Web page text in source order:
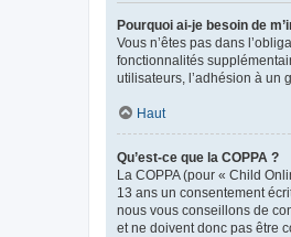
Pourquoi ai-je besoin de
Vous n’êtes pas dans
fonctionnalités
utilisateurs, l’adhésion à un
Haut
Qu’est-ce que la COPPA ?
La COPPA (pour « Child
13 ans un consentement
nous vous conseillons de
et ne doivent donc pas être